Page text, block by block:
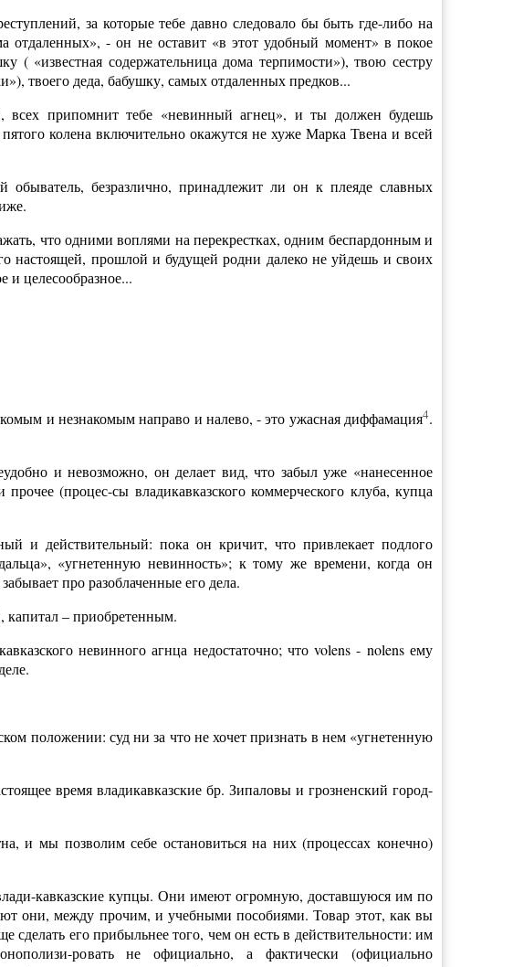
за которые тебе давно следовало бы быть где-либо на
отдаленных», - он не оставит «в этот удобный момент» в покое
( «известная содержательница дома терпимости»), твою сестру
твоего деда, бабушку, самых отдаленных предков...
всех припомнит тебе «невинный агнец», и ты должен будешь
колена включительно окажутся не хуже Марка Твена и всей
безразлично, принадлежит ли он к плеяде славных
что одними воплями на перекрестках, одним беспардонным и
настоящей, прошлой и будущей родни далеко не уйдешь и своих
и целесообразное...
и незнакомым направо и налево, - это ужасная диффамация4.
и невозможно, он делает вид, что забыл уже «нанесенное
(процес-сы владикавказского коммерческого клуба, купца
и действительный: пока он кричит, что привлекает подлого
«угнетенную невинность»; к тому же времени, когда он
про разоблаченные его дела.
капитал – приобретенным.
невинного агнца недостаточно; что volens - nolens ему
положении: суд ни за что не хочет признать в нем «угнетенную
время владикавказские бр. Зипаловы и грозненский город-
и мы позволим себе остановиться на них (процессах конечно)
кавказские купцы. Они имеют огромную, доставшуюся им по
они, между прочим, и учебными пособиями. Товар этот, как вы
его прибыльнее того, чем он есть в действительности: им
ровать не официально, а фактически (официально